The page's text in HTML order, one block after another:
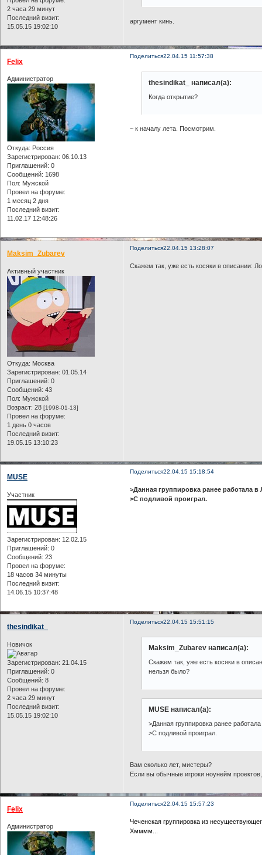
2 часа 29 минут
Последний визит:
15.05.15 19:02:10
аргумент кинь.
Поделиться22.04.15 11:57:38
Felix
Администратор
Откуда: Россия
Зарегистрирован: 06.10.13
Приглашений: 0
Сообщений: 1698
Пол: Мужской
Провел на форуме:
1 месяц 2 дня
Последний визит:
11.02.17 12:48:26
thesindikat_ написал(а):
Когда открытие?
~ к началу лета. Посмотрим.
Поделиться22.04.15 13:28:07
Maksim_Zubarev
Активный участник
Откуда: Москва
Зарегистрирован: 01.05.14
Приглашений: 0
Сообщений: 43
Пол: Мужской
Возраст: 28 [1998-01-13]
Провел на форуме:
1 день 0 часов
Последний визит:
19.05.15 13:10:23
Скажем так, уже есть косяки в описании:
Поделиться22.04.15 15:18:54
MUSE
Участник
Зарегистрирован: 12.02.15
Приглашений: 0
Сообщений: 23
Провел на форуме:
18 часов 34 минуты
Последний визит:
14.06.15 10:37:48
>Данная группировка ранее работала в
>С подливой проиграл.
Поделиться22.04.15 15:51:15
thesindikat_
Новичок
Зарегистрирован: 21.04.15
Приглашений: 0
Сообщений: 8
Провел на форуме:
2 часа 29 минут
Последний визит:
15.05.15 19:02:10
Maksim_Zubarev написал(а):
Скажем так, уже есть косяки в
нельзя было?
MUSE написал(а):
>Данная группировка ранее
>С подливой проиграл.
Вам сколько лет, мистеры?
Если вы обычные игроки ноунейм
Поделиться22.04.15 15:57:23
Felix
Администратор
Чеченская группировка из
Хмммм...